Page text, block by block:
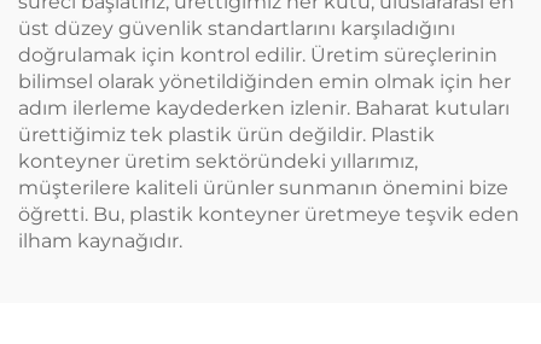
üst düzey güvenlik standartlarını karşıladığını
doğrulamak için kontrol edilir. Üretim süreçlerinin
bilimsel olarak yönetildiğinden emin olmak için her
adım ilerleme kaydederken izlenir. Baharat kutuları
ürettiğimiz tek plastik ürün değildir. Plastik
konteyner üretim sektöründeki yıllarımız,
müşterilere kaliteli ürünler sunmanın önemini bize
öğretti. Bu, plastik konteyner üretmeye teşvik eden
ilham kaynağıdır.